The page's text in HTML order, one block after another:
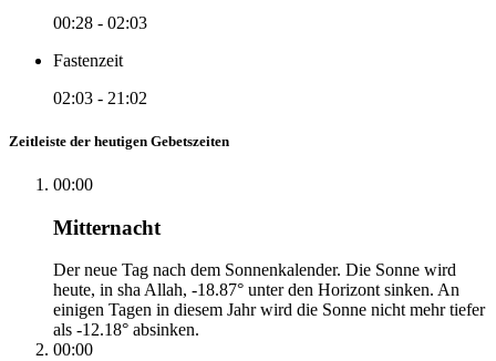
00:28 - 02:03
Fastenzeit
02:03 - 21:02
Zeitleiste der heutigen Gebetszeiten
00:00
Mitternacht
Der neue Tag nach dem Sonnenkalender. Die Sonne wird
heute, in sha Allah, -18.87° unter den Horizont sinken. An
einigen Tagen in diesem Jahr wird die Sonne nicht mehr tiefer
als -12.18° absinken.
00:00